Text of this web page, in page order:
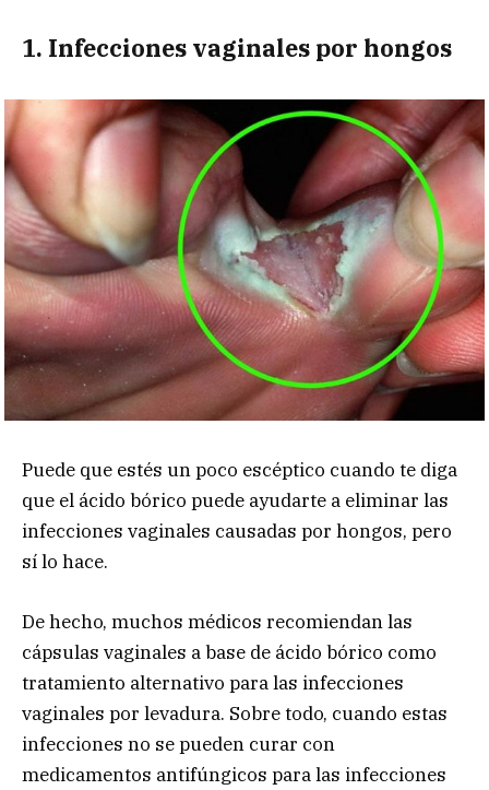
1. Infecciones vaginales por hongos
Puede que estés un poco escéptico cuando te diga
que el ácido bórico puede ayudarte a eliminar las
infecciones vaginales causadas por hongos, pero
sí lo hace.
De hecho, muchos médicos recomiendan las
cápsulas vaginales a base de ácido bórico como
tratamiento alternativo para las infecciones
vaginales por levadura. Sobre todo, cuando estas
infecciones no se pueden curar con
medicamentos antifúngicos para las infecciones